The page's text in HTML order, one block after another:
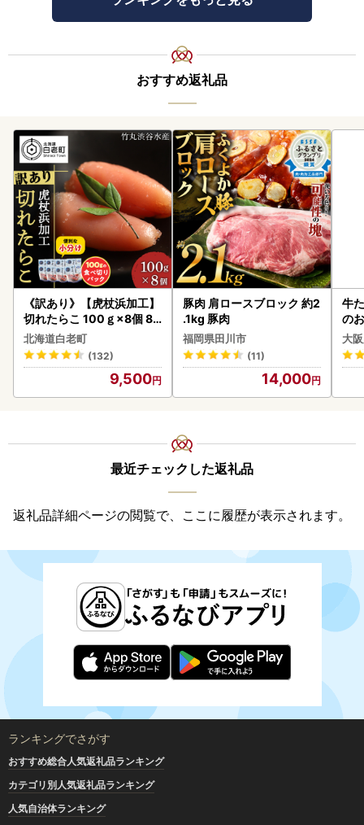
おすすめ返礼品
《訳あり》【虎杖浜加工】
切れたらこ 100ｇ×8個 80
0g AK081
北海道白老町
(132)
9,500
豚肉 肩ロースブロック 約2
.1kg 豚肉
福岡県田川市
(11)
14,000
牛
の
大
最近チェックした返礼品
返礼品詳細ページの閲覧で、ここに履歴が表示されます。
ランキングでさがす
おすすめ総合人気返礼品ランキング
カテゴリ別人気返礼品ランキング
人気自治体ランキング